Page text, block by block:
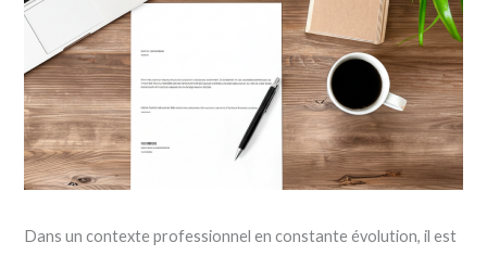
Dans un contexte professionnel en constante évolution, il est